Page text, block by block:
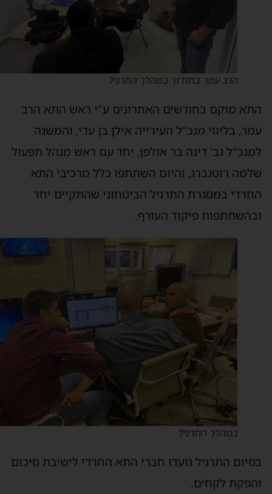
הרב עמר בתדרוך במהלך התרגיל
מוקם בחודשים האחרונים ע"י ראש התא הרב
בליווי מנכ"ל העירייה אילן בן עדי, והמשנה
גב' דינה בר אולפן, יחד עם ראש מנהל תפעול
רוטנברג, והיום השתתפו כלל מרכיבי התא
במסגרת התרגיל הביטחוני שהתקיים יחד
פיקוד העורף.
במהלך התרגיל
התרגיל נועדו חברי התא החרדי לישיבת סיכום
לקחים.